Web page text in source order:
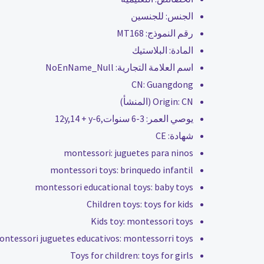
الجنس: للجنسين
رقم النموذج: MT168
المادة: البلاستيك
اسم العلامة التجارية: NoEnName_Null
CN: Guangdong
Origin: CN (المنشأ)
يوصي العمر: 3-6 سنوات,6-12y,14 + y
شهادة: CE
montessori: juguetes para ninos
montessori toys: brinquedo infantil
montessori educational toys: baby toys
Children toys: toys for kids
Kids toy: montessori toys
juguetes educativos: montessorri toys
Toys for children: toys for girls